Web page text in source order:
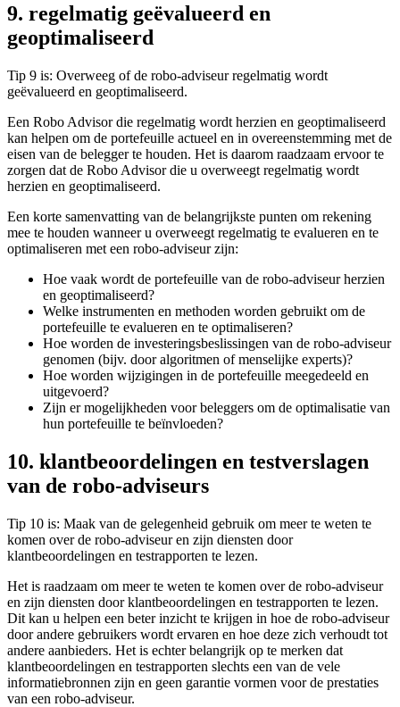
9. regelmatig geëvalueerd en
geoptimaliseerd
Tip 9 is: Overweeg of de robo-adviseur regelmatig wordt
geëvalueerd en geoptimaliseerd.
Een Robo Advisor die regelmatig wordt herzien en geoptimaliseerd
kan helpen om de portefeuille actueel en in overeenstemming met de
eisen van de belegger te houden. Het is daarom raadzaam ervoor te
zorgen dat de Robo Advisor die u overweegt regelmatig wordt
herzien en geoptimaliseerd.
Een korte samenvatting van de belangrijkste punten om rekening
mee te houden wanneer u overweegt regelmatig te evalueren en te
optimaliseren met een robo-adviseur zijn:
Hoe vaak wordt de portefeuille van de robo-adviseur herzien
en geoptimaliseerd?
Welke instrumenten en methoden worden gebruikt om de
portefeuille te evalueren en te optimaliseren?
Hoe worden de investeringsbeslissingen van de robo-adviseur
genomen (bijv. door algoritmen of menselijke experts)?
Hoe worden wijzigingen in de portefeuille meegedeeld en
uitgevoerd?
Zijn er mogelijkheden voor beleggers om de optimalisatie van
hun portefeuille te beïnvloeden?
10. klantbeoordelingen en testverslagen
van de robo-adviseurs
Tip 10 is: Maak van de gelegenheid gebruik om meer te weten te
komen over de robo-adviseur en zijn diensten door
klantbeoordelingen en testrapporten te lezen.
Het is raadzaam om meer te weten te komen over de robo-adviseur
en zijn diensten door klantbeoordelingen en testrapporten te lezen.
Dit kan u helpen een beter inzicht te krijgen in hoe de robo-adviseur
door andere gebruikers wordt ervaren en hoe deze zich verhoudt tot
andere aanbieders. Het is echter belangrijk op te merken dat
klantbeoordelingen en testrapporten slechts een van de vele
informatiebronnen zijn en geen garantie vormen voor de prestaties
van een robo-adviseur.